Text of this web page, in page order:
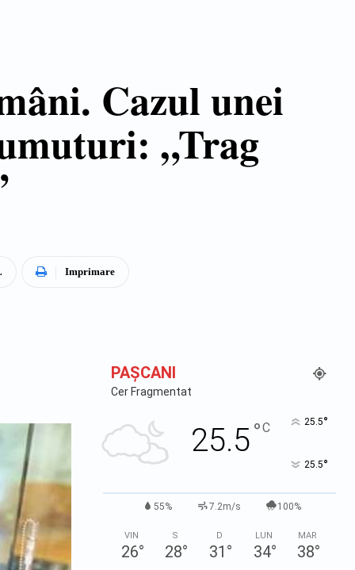
Cazul unei
„Trag
Imprimare
PAŞCANI
Cer Fragmentat
25.5°C 25.5°
25.5°
55% 7.2m/s 100%
VIN
26°
S
28°
D
31 °
LUN
34°
MAR
38°